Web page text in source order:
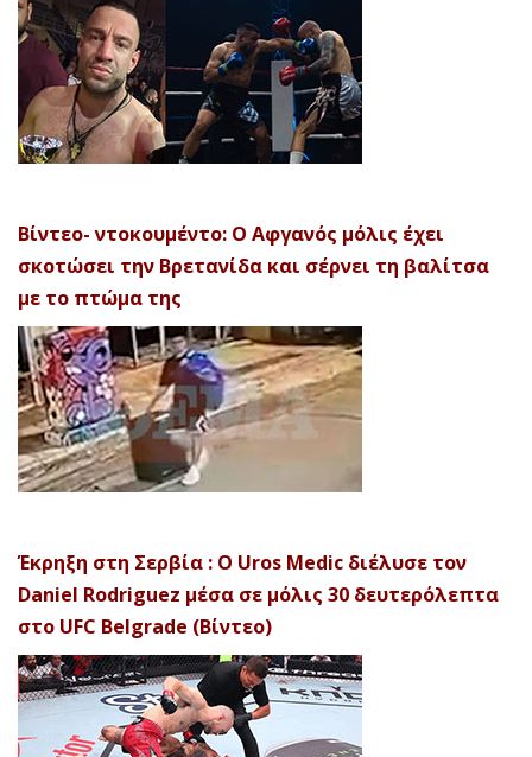
Βίντεο- ντοκουμέντο: Ο Αφγανός μόλις έχει
σκοτώσει την Βρετανίδα και σέρνει τη βαλίτσα
με το πτώμα της
Έκρηξη στη Σερβία : Ο Uros Medic διέλυσε τον
Daniel Rodriguez μέσα σε μόλις 30 δευτερόλεπτα
στο UFC Belgrade (Βίντεο)